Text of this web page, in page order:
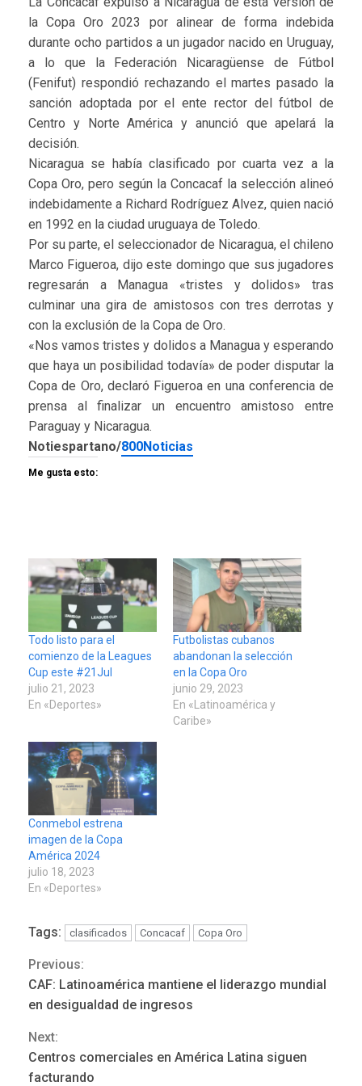
la Copa Oro 2023 por alinear de forma indebida
durante ocho partidos a un jugador nacido en Uruguay,
a lo que la Federación Nicaragüense de Fútbol
(Fenifut) respondió rechazando el martes pasado la
sanción adoptada por el ente rector del fútbol de
Centro y Norte América y anunció que apelará la
decisión.
Nicaragua se había clasificado por cuarta vez a la
Copa Oro, pero según la Concacaf la selección alineó
indebidamente a Richard Rodríguez Alvez, quien nació
en 1992 en la ciudad uruguaya de Toledo.
Por su parte, el seleccionador de Nicaragua, el chileno
Marco Figueroa, dijo este domingo que sus jugadores
regresarán a Managua «tristes y dolidos» tras
culminar una gira de amistosos con tres derrotas y
con la exclusión de la Copa de Oro.
«Nos vamos tristes y dolidos a Managua y esperando
que haya un posibilidad todavía» de poder disputar la
Copa de Oro, declaró Figueroa en una conferencia de
prensa al finalizar un encuentro amistoso entre
Paraguay y Nicaragua.
Notiespartano/800Noticias
Me gusta esto:
Todo listo para el
comienzo de la Leagues
Cup este #21Jul
julio 21, 2023
En «Deportes»
Futbolistas cubanos
abandonan la selección
en la Copa Oro
junio 29, 2023
En «Latinoamérica y
Caribe»
Conmebol estrena
imagen de la Copa
América 2024
julio 18, 2023
En «Deportes»
Tags: clasificados Concacaf Copa Oro
Continue
Reading
Previous:
CAF: Latinoamérica mantiene el liderazgo mundial
en desigualdad de ingresos
Next:
Centros comerciales en América Latina siguen
facturando
3
monitorear proceso de
diálogo en Venezuela
4
POLÍTICA
TITULARES
ÚLTIMA HORA